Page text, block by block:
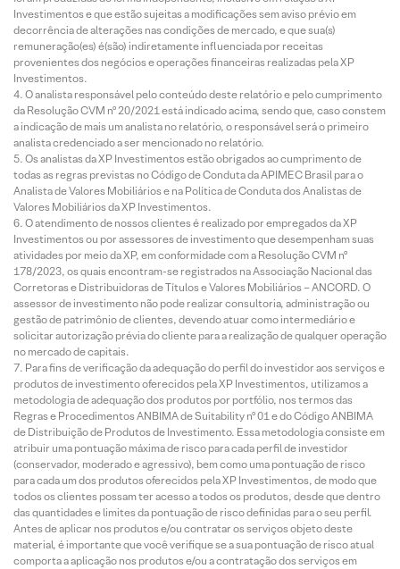
Investimentos e que estão sujeitas a modificações sem aviso prévio em
decorrência de alterações nas condições de mercado, e que sua(s)
remuneração(es) é(são) indiretamente influenciada por receitas
provenientes dos negócios e operações financeiras realizadas pela XP
Investimentos.
O analista responsável pelo conteúdo deste relatório e pelo cumprimento
da Resolução CVM nº 20/2021 está indicado acima, sendo que, caso constem
a indicação de mais um analista no relatório, o responsável será o primeiro
analista credenciado a ser mencionado no relatório.
Os analistas da XP Investimentos estão obrigados ao cumprimento de
todas as regras previstas no Código de Conduta da APIMEC Brasil para o
Analista de Valores Mobiliários e na Política de Conduta dos Analistas de
Valores Mobiliários da XP Investimentos.
O atendimento de nossos clientes é realizado por empregados da XP
Investimentos ou por assessores de investimento que desempenham suas
atividades por meio da XP, em conformidade com a Resolução CVM nº
178/2023, os quais encontram-se registrados na Associação Nacional das
Corretoras e Distribuidoras de Títulos e Valores Mobiliários – ANCORD. O
assessor de investimento não pode realizar consultoria, administração ou
gestão de patrimônio de clientes, devendo atuar como intermediário e
solicitar autorização prévia do cliente para a realização de qualquer operação
no mercado de capitais.
Para fins de verificação da adequação do perfil do investidor aos serviços e
produtos de investimento oferecidos pela XP Investimentos, utilizamos a
metodologia de adequação dos produtos por portfólio, nos termos das
Regras e Procedimentos ANBIMA de Suitability nº 01 e do Código ANBIMA
de Distribuição de Produtos de Investimento. Essa metodologia consiste em
atribuir uma pontuação máxima de risco para cada perfil de investidor
(conservador, moderado e agressivo), bem como uma pontuação de risco
para cada um dos produtos oferecidos pela XP Investimentos, de modo que
todos os clientes possam ter acesso a todos os produtos, desde que dentro
das quantidades e limites da pontuação de risco definidas para o seu perfil.
Antes de aplicar nos produtos e/ou contratar os serviços objeto deste
material, é importante que você verifique se a sua pontuação de risco atual
comporta a aplicação nos produtos e/ou a contratação dos serviços em